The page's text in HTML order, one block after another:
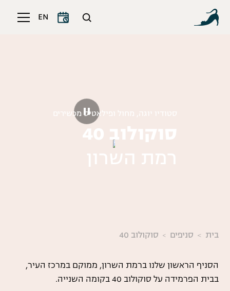
EN
סטודיו יוגה, מחול ופילאטיס מכשירים
סוקולוב 40
רמת השרון
בית סניפים סוקולוב 40
הסניף הראשון שלנו ברמת השרון, ממוקם במרכז העיר,
בבית הפרמידה על סוקולוב 40 בקומה השנייה.